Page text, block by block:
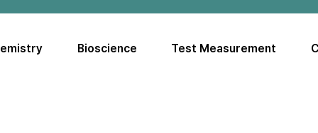
Bioscience Test Measurement